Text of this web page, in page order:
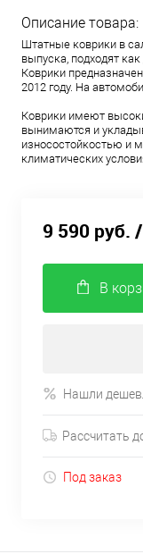
Описание товара:
Штатные коврики в
выпуска, подходят
Коврики
2012 году. На
Коврики имеют
вынимаются и
износостойкостью и
климатических
9 590 руб.
В
Нашли
Рассчитать
Под заказ